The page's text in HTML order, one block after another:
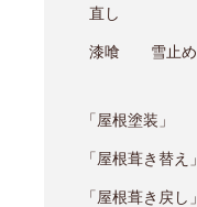
直し
漆喰 雪止め
「屋根塗装」
「屋根葺き替え」
「屋根葺き戻し」